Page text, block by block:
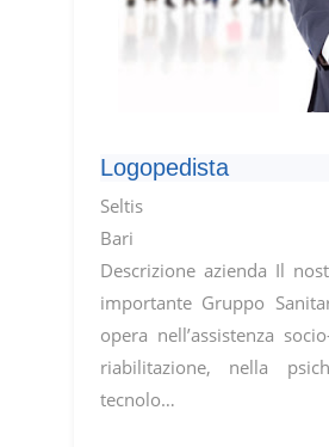
Logopedista
Seltis
Bari
Descrizione azienda Il
importante Gruppo
opera nell’assistenza
riabilitazione, nella
tecnolo…